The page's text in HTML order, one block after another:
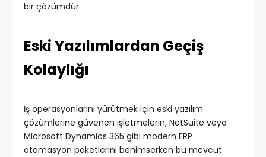
bir çözümdür.
Eski Yazılımlardan Geçiş
Kolaylığı
İş operasyonlarını yürütmek için eski yazılım
çözümlerine güvenen işletmelerin, NetSuite veya
Microsoft Dynamics 365 gibi modern ERP
otomasyon paketlerini benimserken bu mevcut